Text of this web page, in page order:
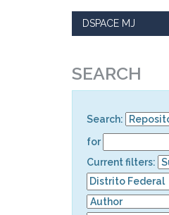
DSPACE MJ
SEARCH
Search:
for
Current filters: